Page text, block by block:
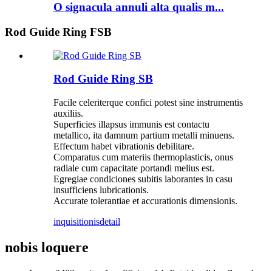
O signacula annuli alta qualis m...
Rod Guide Ring FSB
Rod Guide Ring SB
Facile celeriterque confici potest sine instrumentis
auxiliis.
Superficies illapsus immunis est contactu
metallico, ita damnum partium metalli minuens.
Effectum habet vibrationis debilitare.
Comparatus cum materiis thermoplasticis, onus
radiale cum capacitate portandi melius est.
Egregiae condiciones subitis laborantes in casu
insufficiens lubricationis.
Accurate tolerantiae et accurationis dimensionis.
inquisitionisdetail
nobis loquere